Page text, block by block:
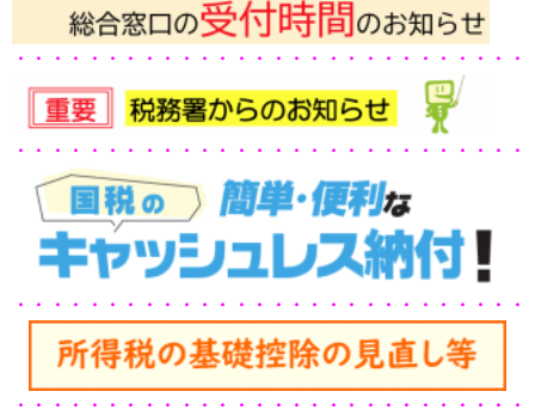
・・・・・・・・・・・・・・・・・・・・・・・・・・・・
・・・・・・・・・・・・・・・・・・・・・・・・・・・・
・・・・・・・・・・・・・・・・・・・・・・・・・・・・
・・・・・・・・・・・・・・・・・・・・・・・・・・・・